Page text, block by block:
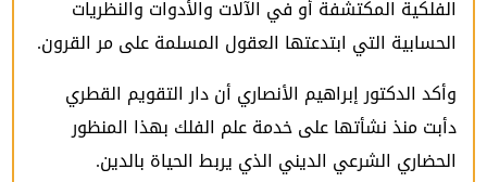
الفلكية المكتشفة أو في الآلات والأدوات والنظريات
الحسابية التي ابتدعتها العقول المسلمة على مر القرون.
وأكد الدكتور إبراهيم الأنصاري أن دار التقويم القطري
دأبت منذ نشأتها على خدمة علم الفلك بهذا المنظور
الحضاري الشرعي الديني الذي يربط الحياة بالدين.